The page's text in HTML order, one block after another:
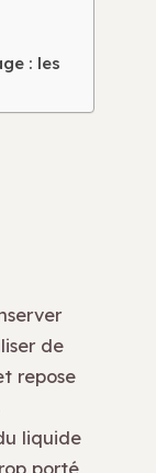
: les
de
repose
liquide
porté